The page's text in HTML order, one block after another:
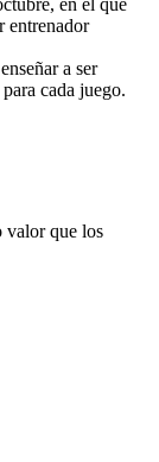
entrenador
a ser
cada juego.
valor que los